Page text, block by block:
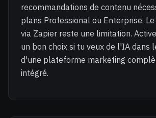
recommandations de contenu
plans Professional ou Enterprise. Le
via Zapier reste une limitation.
un bon choix si tu veux de l'IA dans
d'une plateforme marketing
intégré.